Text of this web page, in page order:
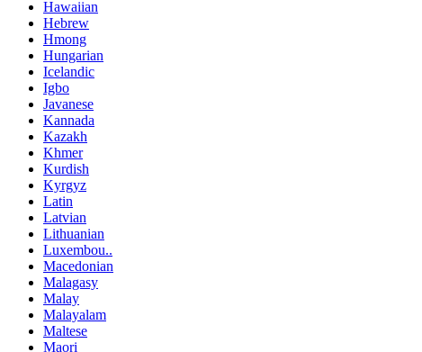
Hawaiian
Hebrew
Hmong
Hungarian
Icelandic
Igbo
Javanese
Kannada
Kazakh
Khmer
Kurdish
Kyrgyz
Latin
Latvian
Lithuanian
Luxembou..
Macedonian
Malagasy
Malay
Malayalam
Maltese
Maori